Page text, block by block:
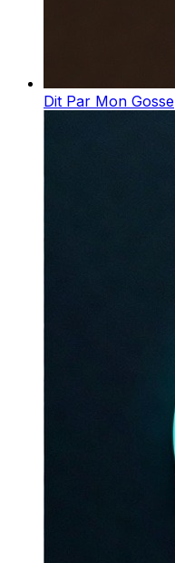
Dit Par Mon Gosse